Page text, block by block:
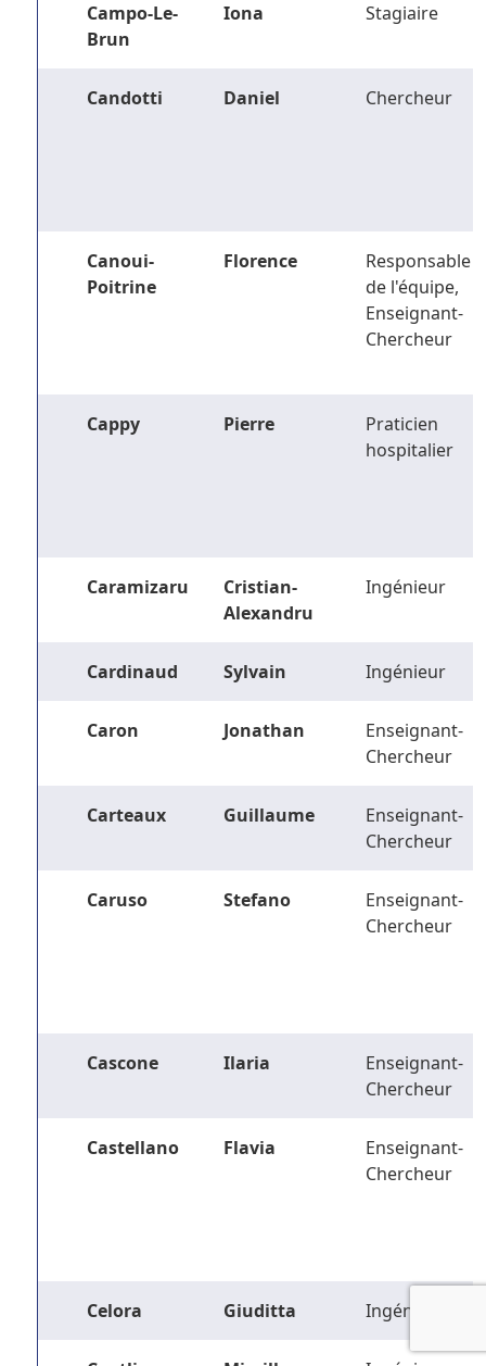
Campo-Le-
Brun
Iona Stagiaire
Candotti Daniel Chercheur
Canoui-
Poitrine
Florence
Responsable
de l'équipe,
Enseignant-
Chercheur
Cappy Pierre
Praticien
hospitalier
Caramizaru
Cristian-
Alexandru
Ingénieur
Cardinaud Sylvain Ingénieur
Caron Jonathan
Enseignant-
Chercheur
Carteaux Guillaume
Enseignant-
Chercheur
Caruso Stefano
Enseignant-
Chercheur
Cascone Ilaria
Enseignant-
Chercheur
Castellano Flavia
Enseignant-
Chercheur
Celora Giuditta Ingénieur